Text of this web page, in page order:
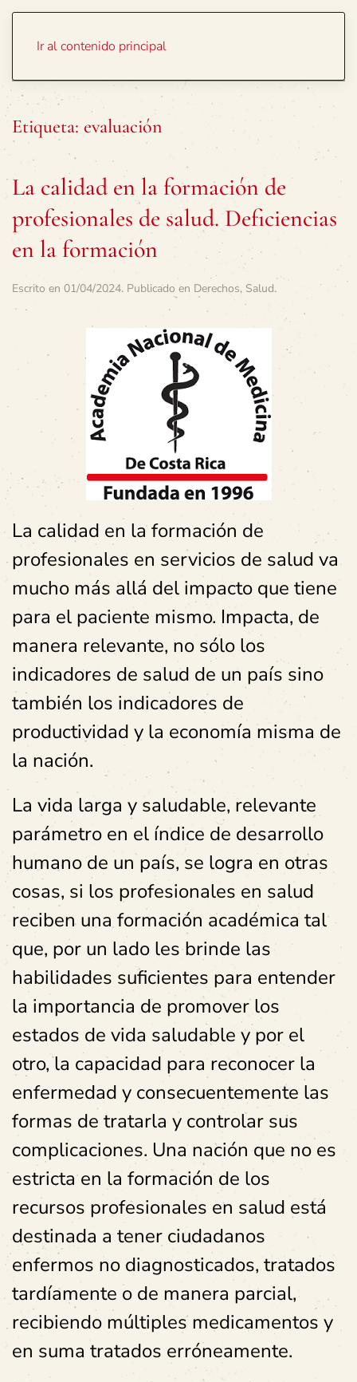
Ir al contenido principal
Etiqueta: evaluación
La calidad en la formación de
profesionales de salud. Deficiencias
en la formación
Escrito en 01/04/2024. Publicado en Derechos, Salud.
La calidad en la formación de
profesionales en servicios de salud va
mucho más allá del impacto que tiene
para el paciente mismo. Impacta, de
manera relevante, no sólo los
indicadores de salud de un país sino
también los indicadores de
productividad y la economía misma de
la nación.
La vida larga y saludable, relevante
parámetro en el índice de desarrollo
humano de un país, se logra en otras
cosas, si los profesionales en salud
reciben una formación académica tal
que, por un lado les brinde las
habilidades suficientes para entender
la importancia de promover los
estados de vida saludable y por el
otro, la capacidad para reconocer la
enfermedad y consecuentemente las
formas de tratarla y controlar sus
complicaciones. Una nación que no es
estricta en la formación de los
recursos profesionales en salud está
destinada a tener ciudadanos
enfermos no diagnosticados, tratados
tardíamente o de manera parcial,
recibiendo múltiples medicamentos y
en suma tratados erróneamente.